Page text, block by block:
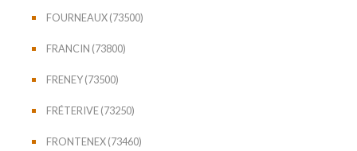
FOURNEAUX (73500)
FRANCIN (73800)
FRENEY (73500)
FRÉTERIVE (73250)
FRONTENEX (73460)